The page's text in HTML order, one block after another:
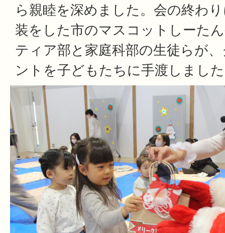
ら親睦を深めました。会の終わ
装をした市のマスコットしーた
ティア部と家庭科部の生徒らが
ントを子どもたちに手渡しまし